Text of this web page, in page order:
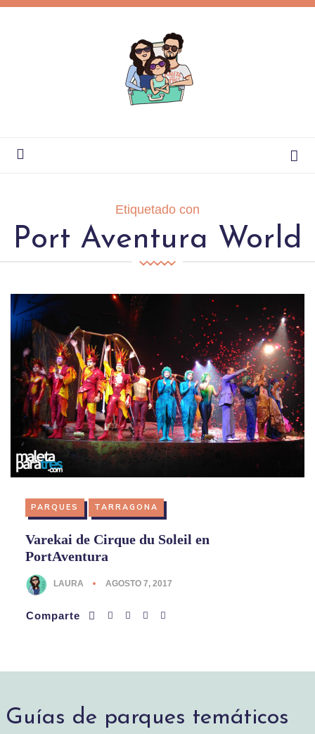
Etiquetado con
Port Aventura World
PARQUES TARRAGONA
Varekai de Cirque du Soleil en
PortAventura
LAURA AGOSTO 7, 2017
Comparte
Guías de parques temáticos